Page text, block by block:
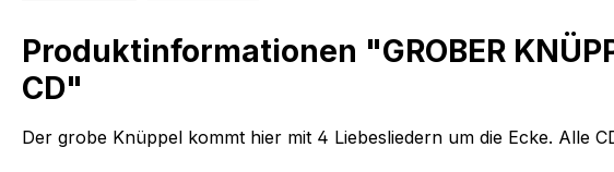
Produktinformationen "GROBER
CD"
Der grobe Knüppel kommt hier mit 4 Liebesliedern um die Ecke. Alle